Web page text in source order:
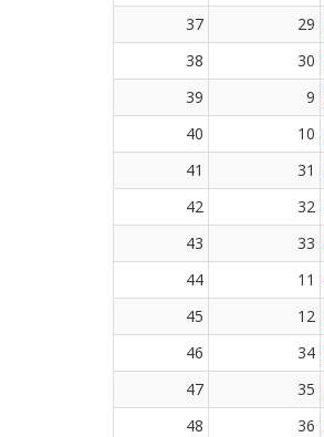
37
29
38
30
39
9
40
10
41
31
42
32
43
33
44
11
45
12
46
34
47
35
48
36